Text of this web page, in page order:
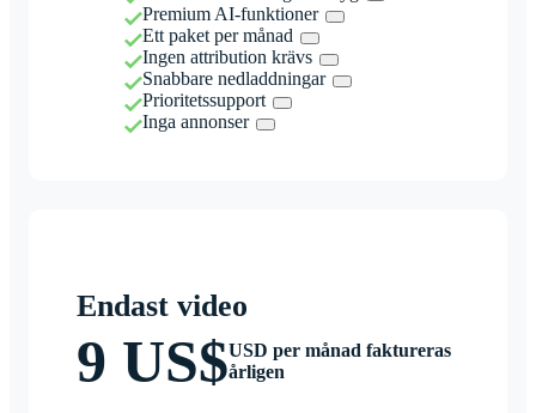
Premium AI-funktioner
Ett paket per månad
Ingen attribution krävs
Snabbare nedladdningar
Prioritetssupport
Inga annonser
Endast video
9 US$USD per månad faktureras
årligen